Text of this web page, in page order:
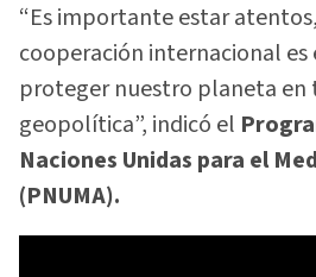
“Es importante estar
cooperación internacional es
proteger nuestro planeta en
geopolítica”, indicó el
Naciones Unidas para el
(PNUMA).